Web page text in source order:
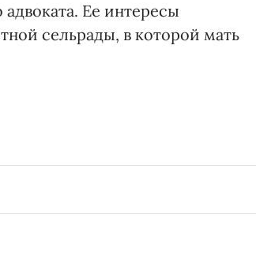
Ее интересы
сельрады, в которой мать